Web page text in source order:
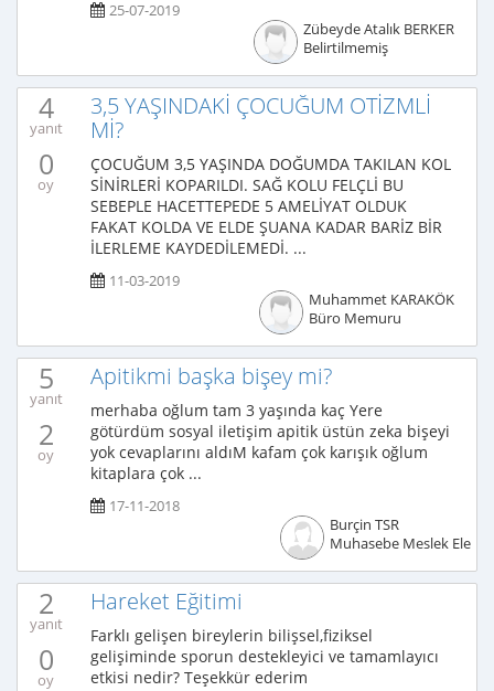
25-07-2019
Zübeyde Atalık BERKER
Belirtilmemiş
4
yanıt
0
oy
3,5 YAŞINDAKİ ÇOCUĞUM OTİZMLİ
Mİ?
ÇOCUĞUM 3,5 YAŞINDA DOĞUMDA TAKILAN KOL
SİNİRLERİ KOPARILDI. SAĞ KOLU FELÇLİ BU
SEBEPLE HACETTEPEDE 5 AMELİYAT OLDUK
FAKAT KOLDA VE ELDE ŞUANA KADAR BARİZ BİR
İLERLEME KAYDEDİLEMEDİ. ...
11-03-2019
Muhammet KARAKÖK
Büro Memuru
5
yanıt
2
oy
Apitikmi başka bişey mi?
merhaba oğlum tam 3 yaşında kaç Yere
götürdüm sosyal iletişim apitik üstün zeka bişeyi
yok cevaplarını aldıM kafam çok karışık oğlum
kitaplara çok ...
17-11-2018
Burçin TSR
Muhasebe Meslek
2
yanıt
0
oy
Hareket Eğitimi
Farklı gelişen bireylerin bilişsel,fiziksel
gelişiminde sporun destekleyici ve tamamlayıcı
etkisi nedir? Teşekkür ederim